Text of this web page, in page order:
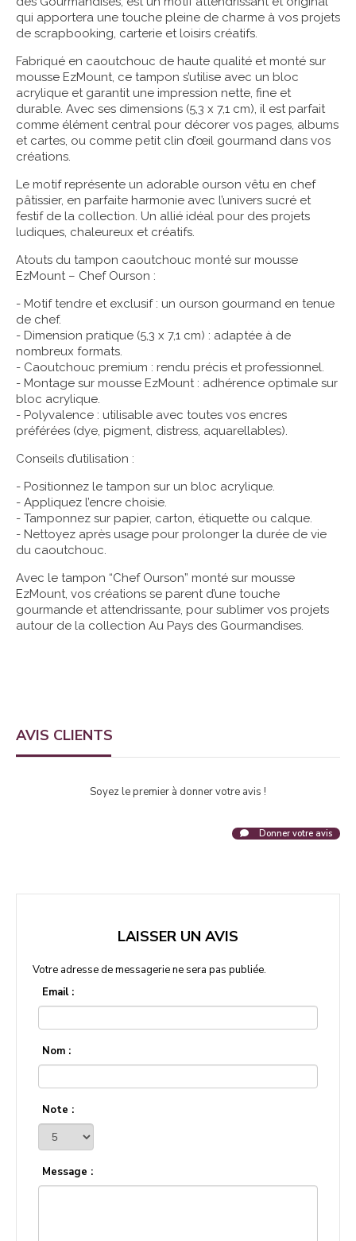
qui apportera une touche pleine de charme à vos projets
de scrapbooking, carterie et loisirs créatifs.
Fabriqué en caoutchouc de haute qualité et monté sur
mousse EzMount, ce tampon s’utilise avec un bloc
acrylique et garantit une impression nette, fine et
durable. Avec ses dimensions (5,3 x 7,1 cm), il est parfait
comme élément central pour décorer vos pages, albums
et cartes, ou comme petit clin d’œil gourmand dans vos
créations.
Le motif représente un adorable ourson vêtu en chef
pâtissier, en parfaite harmonie avec l’univers sucré et
festif de la collection. Un allié idéal pour des projets
ludiques, chaleureux et créatifs.
Atouts du tampon caoutchouc monté sur mousse
EzMount – Chef Ourson :
- Motif tendre et exclusif : un ourson gourmand en tenue
de chef.
- Dimension pratique (5,3 x 7,1 cm) : adaptée à de
nombreux formats.
- Caoutchouc premium : rendu précis et professionnel.
- Montage sur mousse EzMount : adhérence optimale sur
bloc acrylique.
- Polyvalence : utilisable avec toutes vos encres
préférées (dye, pigment, distress, aquarellables).
Conseils d’utilisation :
- Positionnez le tampon sur un bloc acrylique.
- Appliquez l’encre choisie.
- Tamponnez sur papier, carton, étiquette ou calque.
- Nettoyez après usage pour prolonger la durée de vie
du caoutchouc.
Avec le tampon “Chef Ourson” monté sur mousse
EzMount, vos créations se parent d’une touche
gourmande et attendrissante, pour sublimer vos projets
autour de la collection Au Pays des Gourmandises.
AVIS CLIENTS
Soyez le premier à donner votre avis !
Donner votre avis
LAISSER UN AVIS
Votre adresse de messagerie ne sera pas publiée.
Email :
Nom :
Note :
Message :